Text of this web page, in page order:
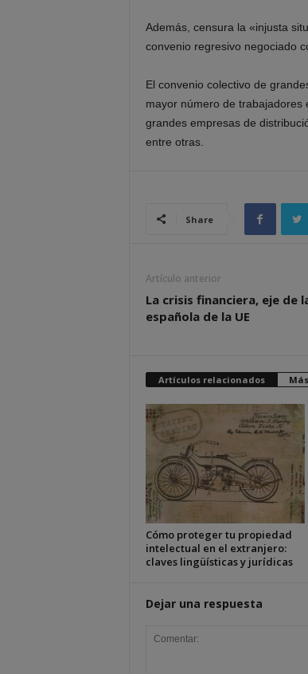
Además, censura la «injusta
convenio regresivo negociado
El convenio colectivo de
mayor número de trabajadores
grandes empresas de
entre otras.
Share
Artículo anterior
La crisis financiera, eje de
española de la UE
Artículos relacionados
Cómo proteger tu propiedad
intelectual en el extranjero:
claves lingüísticas y jurídicas
Dejar una respuesta